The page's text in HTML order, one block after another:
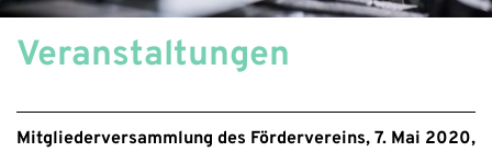
Veranstaltungen
Mitgliederversammlung des Fördervereins, 7. Mai 2020,